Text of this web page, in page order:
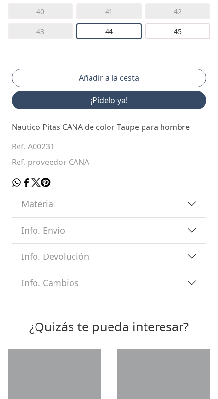
40 41 42
43 44 45
¡Pídelo ya!
Nautico Pitas CANA de color Taupe para hombre
Ref. A00231
Ref. proveedor CANA
Material
Info. Envío
Info. Devolución
Info. Cambios
¿Quizás te pueda interesar?